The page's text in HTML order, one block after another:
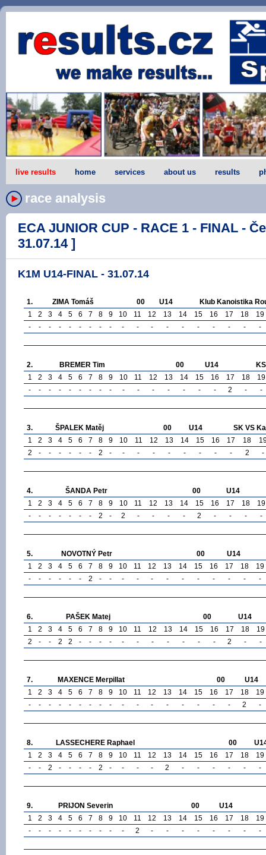
live results home services about us results
race analysis
ECA JUNIOR CUP - RACE 1 - FINAL -
31.07.14 ]
K1M U14-FINAL - 31.07.14
1. ZIMA Tomáš 00 U14
Klub Kanoistika
1
2 3 4 5 6 7 8 9 10 11 12 13 14 15 16 17 18
19
-
- - - - - - - - - - - - - - - - - -
2. BREMER Tim 00 U14
1
2 3 4 5 6 7 8 9 10 11 12 13 14 15 16 17 18
19
-
- - - - - - - - - - - - - - - 2 - -
3. ŠPALEK Matěj 00 U14
SK VS
1
2 3 4 5 6 7 8 9 10 11 12 13 14 15 16 17 18
2
- - - - - - 2 - - - - - - - - - 2 -
4. ŠANDA Petr 00
U14
1
2 3 4 5 6 7 8 9 10 11 12 13 14 15 16 17 18
19
-
- - - - - - 2 - 2 - - - - 2 - - - -
5. NOVOTNÝ Petr 00
U14
1
2 3 4 5 6 7 8 9 10 11 12 13 14 15 16 17 18
19
-
- - - - - 2 - - - - - - - - - - - -
6. PAŠEK Matej 00
U14
1
2 3 4 5 6 7 8 9 10 11 12 13 14 15 16 17 18
19
2
- - 2 2 - - - - - - - - - - - 2 - -
7. MAXENCE Merpillat 00
U14
1
2 3 4 5 6 7 8 9 10 11 12 13 14 15 16 17 18
19
-
- - - - - - - - - - - - - - - - 2 -
8. LASSECHERE Raphael 00
1
2 3 4 5 6 7 8 9 10 11 12 13 14 15 16 17 18
19
-
- 2 - - - - 2 - - - - 2 - - - - - -
9. PRIJON Severin 00
U14
1
2 3 4 5 6 7 8 9 10 11 12 13 14 15 16 17 18
19
-
- - - - - - - - - 2 - - - - - - - -